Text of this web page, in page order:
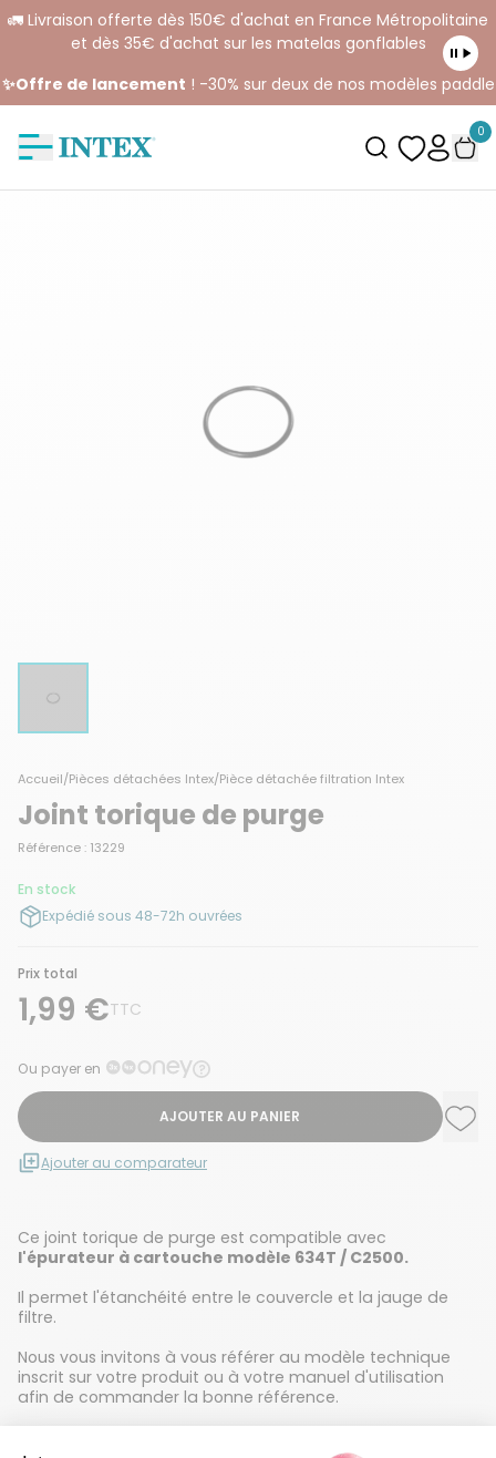
🚛 Livraison offerte dès 150€ d'achat en France Métropolitaine
et dès 35€ d'achat sur les matelas gonflables
✨Offre de lancement ! -30% sur deux de nos modèles paddle
0
Accueil/Pièces détachées Intex/Pièce détachée filtration Intex
Joint torique de purge
Référence : 13229
En stock
Expédié sous 48-72h ouvrées
Prix total
1,99 €TTC
Ou payer en
AJOUTER AU PANIER
Ajouter au comparateur
Ce joint torique de purge est compatible avec
l'épurateur à cartouche modèle 634T / C2500.
Il permet l'étanchéité entre le couvercle et la jauge de
filtre.
Nous vous invitons à vous référer au modèle technique
inscrit sur votre produit ou à votre manuel d'utilisation
afin de commander la bonne référence.